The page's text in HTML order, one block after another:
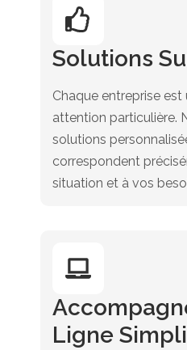
Solutions
Chaque entreprise
attention particulière.
solutions
correspondent
situation et à vos
Ligne